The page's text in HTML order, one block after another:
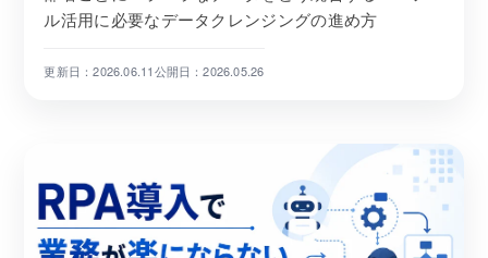
ル活用に必要なデータクレンジングの進め方
更新日：2026.06.11公開日：2026.05.26